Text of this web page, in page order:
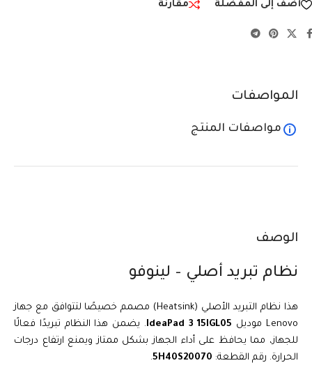
أضف إلى المفضلة مقارنة
الوصف
نظام تبريد أصلي – لينوفو
هذا نظام التبريد الأصلي (Heatsink) مصمم خصيصًا لتتوافق مع جهاز
Lenovo موديل
IdeaPad 3 15IGL05. يضمن هذا النظام تبريدًا فعالًا
للجهاز، مما يحافظ على أداء الجهاز بشكل ممتاز ويمنع ارتفاع درجات
الحرارة. رقم القطعة: 5H40S20070
.
المواصفات
مواصفات المنتج